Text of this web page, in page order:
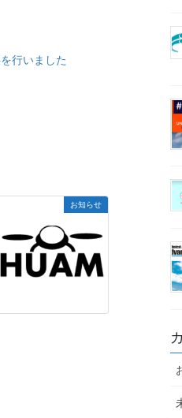
行いました
お知らせ